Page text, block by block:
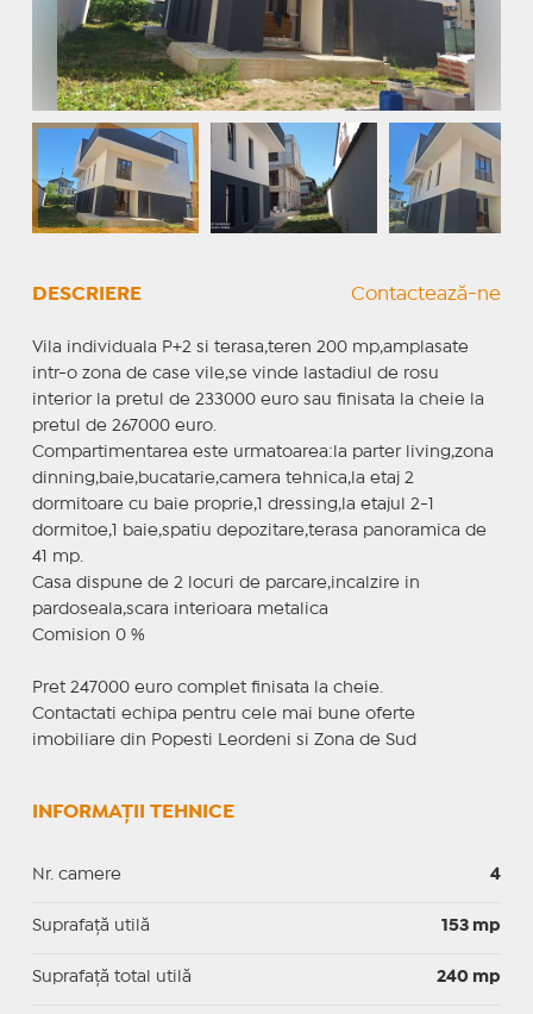
DESCRIERE Contactează-ne
Vila individuala P+2 si terasa,teren 200 mp,amplasate
intr-o zona de case vile,se vinde lastadiul de rosu
interior la pretul de 233000 euro sau finisata la cheie la
pretul de 267000 euro.
Compartimentarea este urmatoarea:la parter living,zona
dinning,baie,bucatarie,camera tehnica,la etaj 2
dormitoare cu baie proprie,1 dressing,la etajul 2-1
dormitoe,1 baie,spatiu depozitare,terasa panoramica de
41 mp.
Casa dispune de 2 locuri de parcare,incalzire in
pardoseala,scara interioara metalica
Comision 0 %
Pret 247000 euro complet finisata la cheie.
Contactati echipa pentru cele mai bune oferte
imobiliare din Popesti Leordeni si Zona de Sud
INFORMAȚII TEHNICE
Nr. camere 4
Suprafaţă utilă 153 mp
Suprafaţă total utilă 240 mp